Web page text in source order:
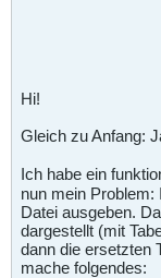
Hi!
Gleich zu Anfang:
Ich habe ein
nun mein
Datei ausgeben.
dargestellt (mit
dann die ersetzten
mache folgendes: